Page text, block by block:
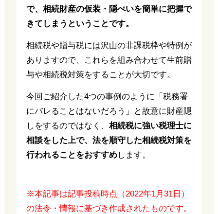
で、相続財産の仮装・隠ぺいを簡単に把握で
きてしまうということです。
相続税や贈与税には沢山の非課税枠や特例が
ありますので、これらを組み合わせて生前贈
与や相続税対策をすることが大切です。
今回ご紹介した4つの事例のように「税務署
にバレることはないだろう」と故意に財産隠
しをするのではなく、 相続税に強い税理士に
相談をした上で、法を順守した相続税対策を
行われることをおすすめします。
※本記事は記事投稿時点（2022年1月31日）
の法令・情報に基づき作成されたものです。